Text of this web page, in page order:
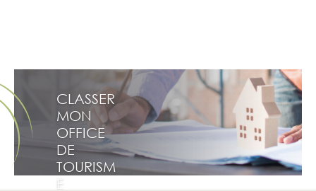
CLASSER
MON
OFFICE
DE
TOURISM
E